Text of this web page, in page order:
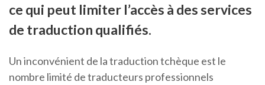
ce qui peut limiter l’accès à des services
de traduction qualifiés.
Un inconvénient de la traduction tchèque est le
nombre limité de traducteurs professionnels